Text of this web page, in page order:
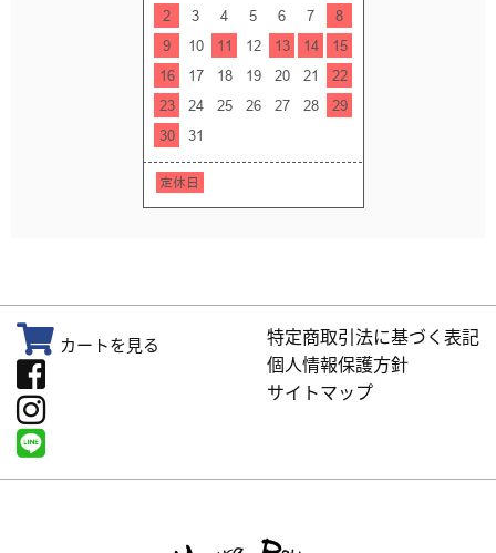
カートを見る
特定商取引法に基づく表記
個人情報保護方針
サイトマップ